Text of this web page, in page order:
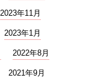
2023年11月
2023年1月
2022年8月
2021年9月